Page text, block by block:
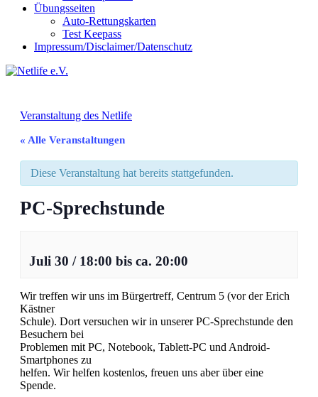
Übungsseiten
Auto-Rettungskarten
Test Keepass
Impressum/Disclaimer/Datenschutz
Veranstaltung des Netlife
« Alle Veranstaltungen
Diese Veranstaltung hat bereits stattgefunden.
PC-Sprechstunde
Juli 30 / 18:00 bis ca. 20:00
Wir treffen wir uns im Bürgertreff, Centrum 5 (vor der Erich
Kästner
Schule). Dort versuchen wir in unserer PC-Sprechstunde den
Besuchern bei
Problemen mit PC, Notebook, Tablett-PC und Android-
Smartphones zu
helfen. Wir helfen kostenlos, freuen uns aber über eine
Spende.